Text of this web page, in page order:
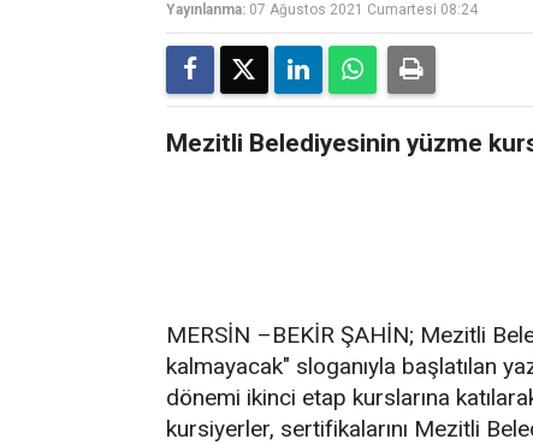
Yayınlanma: 07 Ağustos 2021 Cumartesi 08:24
Mezitli Belediyesinin yüzme
MERSİN –BEKİR ŞAHİN; Mezitli
kalmayacak" sloganıyla başlatılan
dönemi ikinci etap kurslarına
kursiyerler, sertifikalarını Mezitli